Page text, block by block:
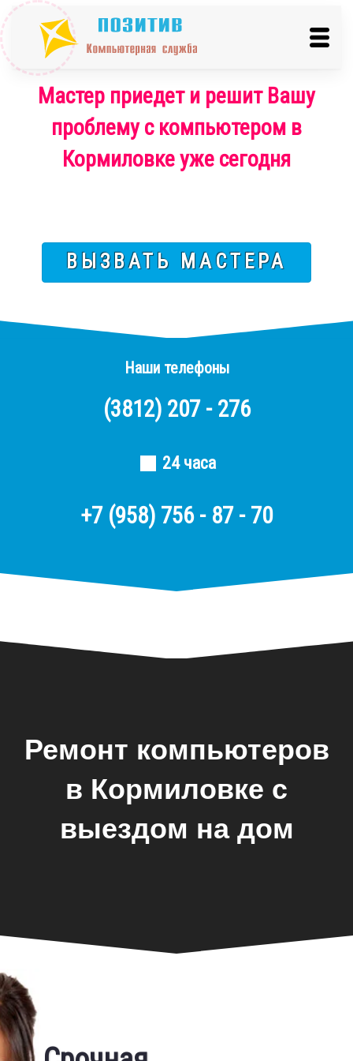
Мастер приедет и решит Вашу
проблему с компьютером в
Кормиловке уже сегодня
ВЫЗВАТЬ МАСТЕРА
Наши телефоны
(3812) 207 - 276
24 часа
+7 (958) 756 - 87 - 70
Ремонт компьютеров
в Кормиловке с
выездом на дом
Фирменная гарантия